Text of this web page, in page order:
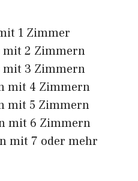
1 Zimmer
mit 2 Zimmern
mit 3 Zimmern
mit 4 Zimmern
mit 5 Zimmern
mit 6 Zimmern
mit 7 oder mehr